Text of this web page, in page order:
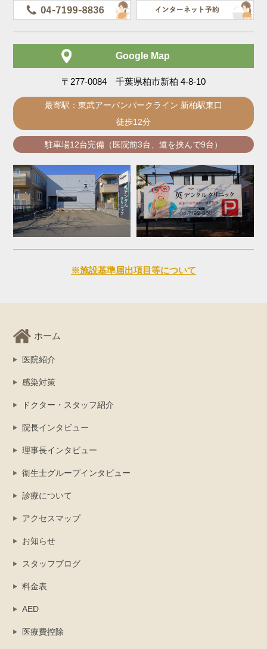
Google Map
〒277-0084 千葉県柏市新柏 4-8-10
最寄駅：東武アーバンパークライン 新柏駅東口
徒歩12分
駐車場12台完備（医院前3台、道を挟んで9台）
※施設基準届出項目等について
ホーム
医院紹介
感染対策
ドクター・スタッフ紹介
院長インタビュー
理事長インタビュー
衛生士グループインタビュー
診療について
アクセスマップ
お知らせ
スタッフブログ
料金表
AED
医療費控除